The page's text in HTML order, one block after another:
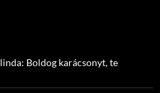
Boldog karácsonyt, te